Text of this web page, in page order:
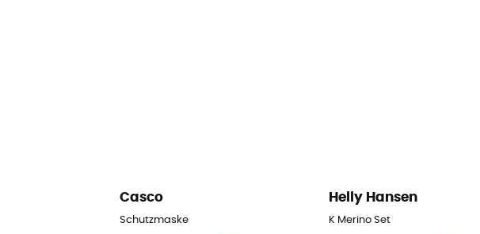
Casco
Schutzmaske
Helly Hansen
K Merino Set